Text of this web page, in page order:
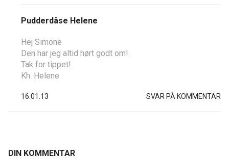
Pudderdåse Helene
Hej Simone
Den har jeg altid hørt godt om!
Tak for tippet!
Kh. Helene
16.01.13 SVAR PÅ KOMMENTAR
DIN KOMMENTAR